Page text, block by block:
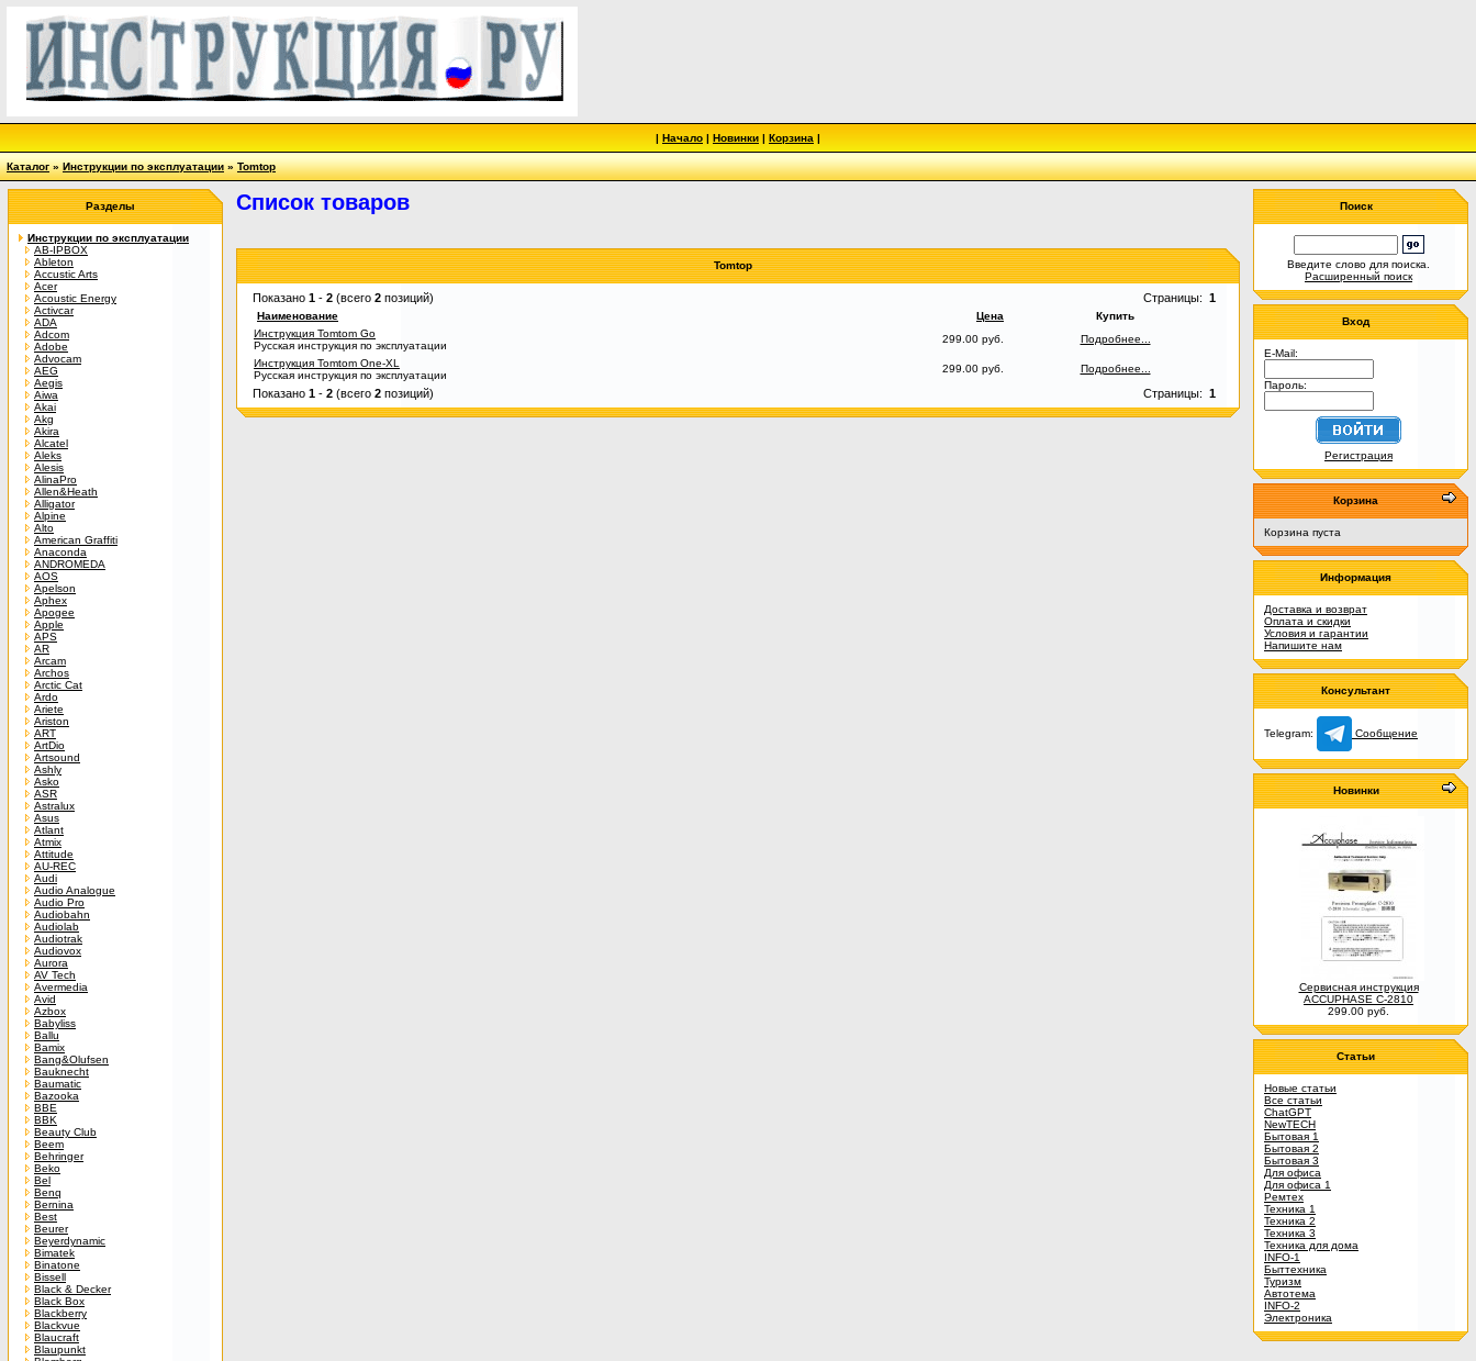
| Начало | Новинки | Корзина |
Каталог»Инструкции по эксплуатации»Tomtop
Разделы
Инструкции по эксплуатации
AB-IPBOX
Ableton
Accustic Arts
Acer
Acoustic Energy
Activcar
ADA
Adcom
Adobe
Advocam
AEG
Aegis
Aiwa
Akai
Akg
Akira
Alcatel
Aleks
Alesis
AlinaPro
Allen&Heath
Alligator
Alpine
Alto
American Graffiti
Anaconda
ANDROMEDA
AOS
Apelson
Aphex
Apogee
Apple
APS
AR
Arcam
Archos
Arctic Cat
Ardo
Ariete
Ariston
ART
ArtDio
Artsound
Ashly
Asko
ASR
Astralux
Asus
Atlant
Atmix
Attitude
AU-REC
Audi
Audio Analogue
Audio Pro
Audiobahn
Audiolab
Audiotrak
Audiovox
Aurora
AV Tech
Avermedia
Avid
Azbox
Babyliss
Ballu
Bamix
Bang&Olufsen
Bauknecht
Baumatic
Bazooka
BBE
BBK
Beauty Club
Beem
Behringer
Beko
Bel
Benq
Bernina
Best
Beurer
Beyerdynamic
Bimatek
Binatone
Bissell
Black & Decker
Black Box
Blackberry
Blackvue
Blaucraft
Blaupunkt
Список товаров
Tomtop
Показано 1 - 2 (всего 2 позиций) Страницы: 1
Наименование Цена
Купить
Инструкция Tomtom Go
Русская инструкция по эксплуатации
299.00 руб.
Подробнее...
Инструкция Tomtom One-XL
Русская инструкция по эксплуатации
299.00 руб. Подробнее...
Показано 1 - 2 (всего 2 позиций) Страницы: 1
Поиск
Введите слово для поиска.
Расширенный поиск
Вход
E-Mail:
Пароль:
Регистрация
Корзина
Корзина пуста
Информация
Доставка и возврат
Оплата и скидки
Условия и гарантии
Напишите нам
Консультант
Telegram: Сообщение
Новинки
Сервисная инструкция
ACCUPHASE C-2810
299.00 руб.
Статьи
Новые статьи
Все статьи
ChatGPT
NewTECH
Бытовая 1
Бытовая 2
Бытовая 3
Для офиса
Для офиса 1
Ремтех
Техника 1
Техника 2
Техника 3
Техника для дома
INFO-1
Быттехника
Туризм
Автотема
INFO-2
Электроника